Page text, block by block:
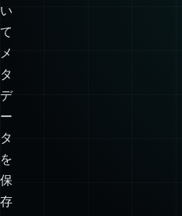
な
も
の
に
つ
い
て
メ
タ
デ